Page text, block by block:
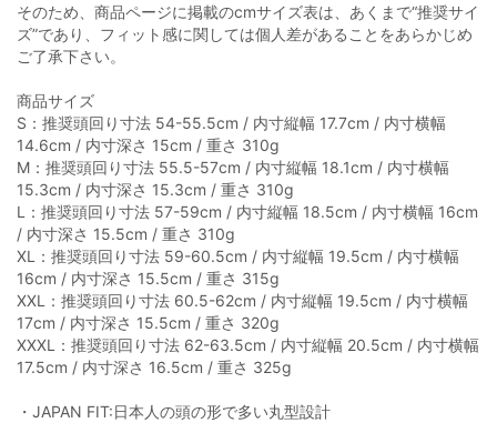
そのため、商品ページに掲載のcmサイズ表は、あくまで“推奨サイ
ズ”であり、フィット感に関しては個人差があることをあらかじめ
ご了承下さい。
商品サイズ
S：推奨頭回り寸法 54-55.5cm / 内寸縦幅 17.7cm / 内寸横幅
14.6cm / 内寸深さ 15cm / 重さ 310g
M：推奨頭回り寸法 55.5-57cm / 内寸縦幅 18.1cm / 内寸横幅
15.3cm / 内寸深さ 15.3cm / 重さ 310g
L：推奨頭回り寸法 57-59cm / 内寸縦幅 18.5cm / 内寸横幅 16cm
/ 内寸深さ 15.5cm / 重さ 310g
XL：推奨頭回り寸法 59-60.5cm / 内寸縦幅 19.5cm / 内寸横幅
16cm / 内寸深さ 15.5cm / 重さ 315g
XXL：推奨頭回り寸法 60.5-62cm / 内寸縦幅 19.5cm / 内寸横幅
17cm / 内寸深さ 15.5cm / 重さ 320g
XXXL：推奨頭回り寸法 62-63.5cm / 内寸縦幅 20.5cm / 内寸横幅
17.5cm / 内寸深さ 16.5cm / 重さ 325g
・JAPAN FIT:日本人の頭の形で多い丸型設計